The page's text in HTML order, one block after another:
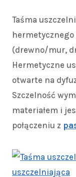
Taśma
hermetycznego
(drewno/mur,
Hermetyczne
otwarte na
Szczelność
materiałem i
połączeniu z
Moonshot DEX
Moonshot DEX